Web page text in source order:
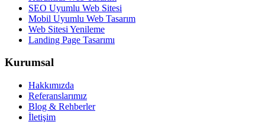
SEO Uyumlu Web Sitesi
Mobil Uyumlu Web Tasarım
Web Sitesi Yenileme
Landing Page Tasarımı
Kurumsal
Hakkımızda
Referanslarımız
Blog & Rehberler
İletişim